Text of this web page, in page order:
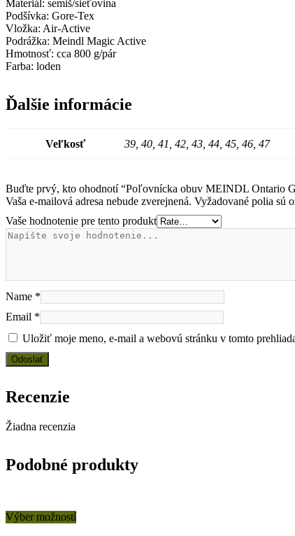
Materiál: semiš/sieťovina
Podšívka: Gore-Tex
Vložka: Air-Active
Podrážka: Meindl Magic Active
Hmotnosť: cca 800 g/pár
Farba: loden
Ďalšie informácie
Veľkosť 39, 40, 41, 42, 43, 44, 45, 46, 47
Buďte prvý, kto ohodnotí “Poľovnícka obuv MEINDL Ontario
Vaša e-mailová adresa nebude zverejnená. Vyžadované polia sú
Vaše hodnotenie pre tento produkt
Name *
Email *
Uložiť moje meno, e-mail a webovú stránku v tomto
Recenzie
Žiadna recenzia
Podobné produkty
Výber možností